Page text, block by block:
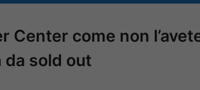
Center come non
da sold out